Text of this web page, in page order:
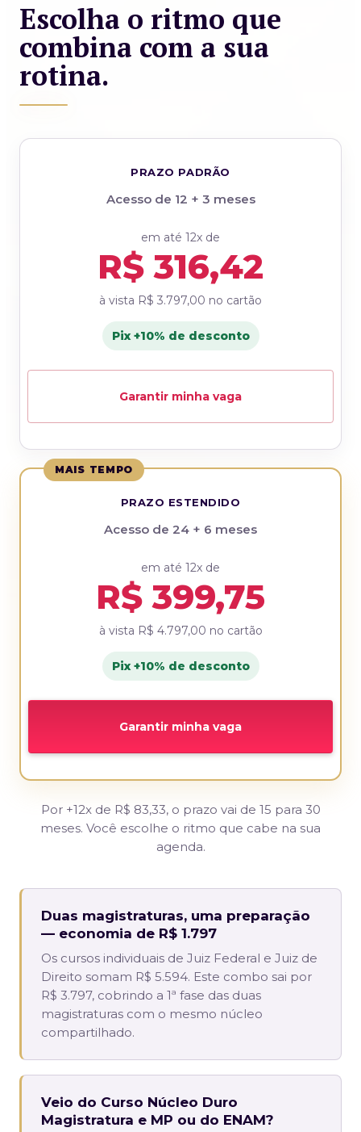
Escolha o ritmo que
combina com a sua
rotina.
PRAZO PADRÃO
Acesso de 12 + 3 meses
em até 12x de
R$ 316,42
à vista R$ 3.797,00 no cartão
Pix +10% de desconto
Garantir minha vaga
MAIS TEMPO
PRAZO ESTENDIDO
Acesso de 24 + 6 meses
em até 12x de
R$ 399,75
à vista R$ 4.797,00 no cartão
Pix +10% de desconto
Garantir minha vaga
Por +12x de R$ 83,33, o prazo vai de 15 para 30
meses. Você escolhe o ritmo que cabe na sua
agenda.
Duas magistraturas, uma preparação
— economia de R$ 1.797
Os cursos individuais de Juiz Federal e Juiz de
Direito somam R$ 5.594. Este combo sai por
R$ 3.797, cobrindo a 1ª fase das duas
magistraturas com o mesmo núcleo
compartilhado.
Veio do Curso Núcleo Duro
Magistratura e MP ou do ENAM?